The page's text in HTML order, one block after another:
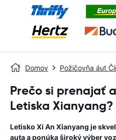
Domov Požičovňa áut
Prečo si prenajať
Letiska Xianyang?
Letisko Xi An Xianyang je
auta a ponúka široký výber